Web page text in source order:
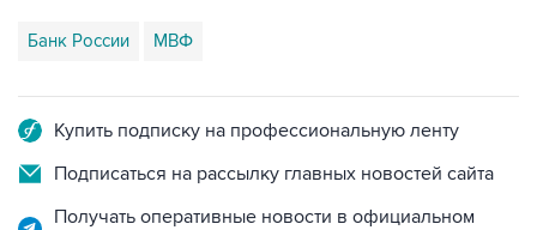
Банк России МВФ
Купить подписку на профессиональную ленту
Подписаться на рассылку главных новостей сайта
Получать оперативные новости в официальном